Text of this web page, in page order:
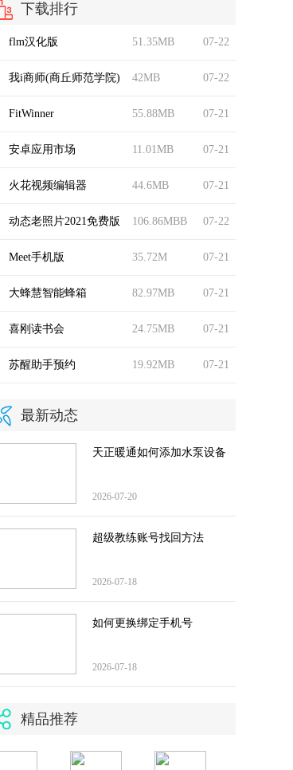
下载排行
07-22
51.35MB
flm汉化版
07-22
42MB
我i商师(商丘师范学院)
07-21
55.88MB
FitWinner
07-21
11.01MB
安卓应用市场
07-21
44.6MB
火花视频编辑器
07-22
106.86MBB
动态老照片2021免费版
07-21
35.72M
Meet手机版
07-21
82.97MB
大蜂慧智能蜂箱
07-21
24.75MB
喜刚读书会
07-21
19.92MB
苏醒助手预约
最新动态
天正暖通如何添加水泵设备
2026-07-20
超级教练账号找回方法
2026-07-18
如何更换绑定手机号
2026-07-18
精品推荐